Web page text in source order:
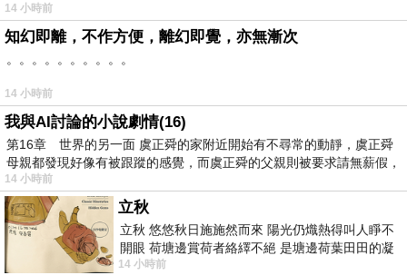
14 小時前
知幻即離，不作方便，離幻即覺，亦無漸次
。。。。。。。。。。
14 小時前
我與AI討論的小說劇情(16)
第16章 世界的另一面 虞正舜的家附近開始有不尋常的動靜，虞正舜
母親都發現好像有被跟蹤的感覺，而虞正舜的父親則被要求請無薪假，
14 小時前
立秋
立秋 悠悠秋日施施然而來 陽光仍熾熱得叫人睜不
開眼 荷塘邊賞荷者絡繹不絕 是塘邊荷葉田田的凝
望 風中飄逸的是映日荷花別樣紅
14 小時前